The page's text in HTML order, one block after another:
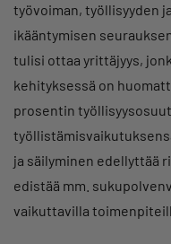
työvoiman, työllisyyden
ikääntymisen
tulisi ottaa yrittäjyys,
kehityksessä on
prosentin
ja säilyminen edellyttää
edistää mm.
vaikuttavilla